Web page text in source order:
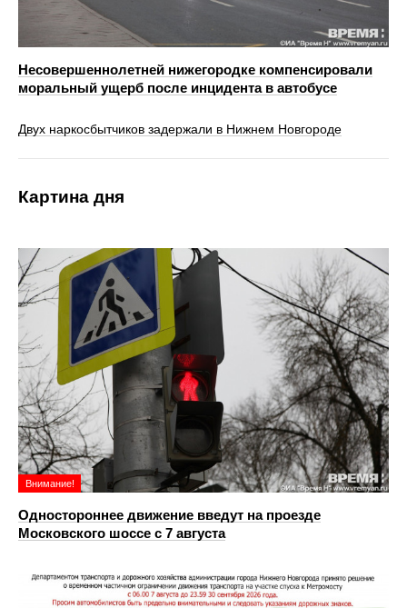
Несовершеннолетней нижегородке компенсировали
моральный ущерб после инцидента в автобусе
Двух наркосбытчиков задержали в Нижнем Новгороде
Картина дня
Внимание!
Одностороннее движение введут на проезде
Московского шоссе с 7 августа